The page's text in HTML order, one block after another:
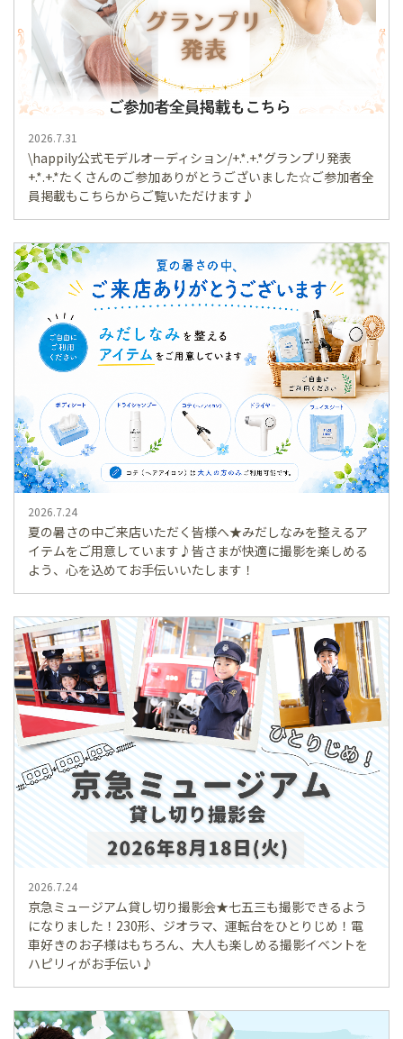
2026.7.31
\happily公式モデルオーディション/+.*.+.*グランプリ発表
+.*.+.*たくさんのご参加ありがとうございました☆ご参加者全
員掲載もこちらからご覧いただけます♪
2026.7.24
夏の暑さの中ご来店いただく皆様へ★みだしなみを整えるア
イテムをご用意しています♪皆さまが快適に撮影を楽しめる
よう、心を込めてお手伝いいたします！
2026.7.24
京急ミュージアム貸し切り撮影会★七五三も撮影できるよう
になりました！230形、ジオラマ、運転台をひとりじめ！電
車好きのお子様はもちろん、大人も楽しめる撮影イベントを
ハピリィがお手伝い♪